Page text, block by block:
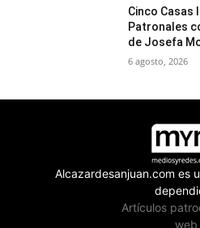
Cinco Casas
Patronales
de Josefa
6 agosto, 2026
Alcazardesanjuan.com es
Artículos
web